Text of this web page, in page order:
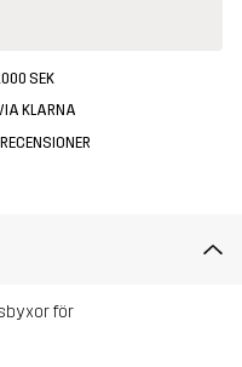
SEK
KLARNA
för